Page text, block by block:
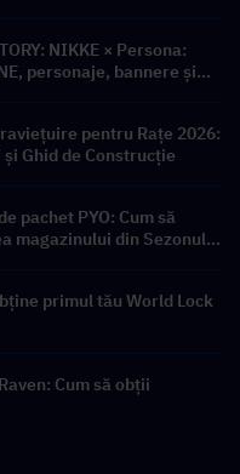
NIKKE × Persona:
personaje, bannere și
pentru Rațe 2026:
Ghid de Construcție
pachet PYO: Cum să
magazinului din Sezonul
primul tău World Lock
Cum să obții